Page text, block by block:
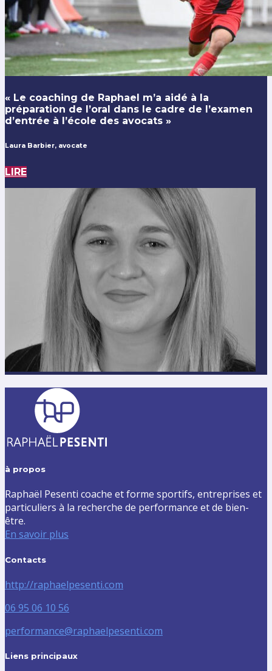
« Le coaching de Raphael m’a aidé à la
préparation de l’oral dans le cadre de l’examen
d’entrée à l’école des avocats »
Laura Barbier, avocate
LIRE
à propos
Raphaël Pesenti coache et forme sportifs, entreprises et
particuliers à la recherche de performance et de bien-
être.
En savoir plus
Contacts
http://raphaelpesenti.com
06 95 06 10 56
performance@raphaelpesenti.com
Liens principaux